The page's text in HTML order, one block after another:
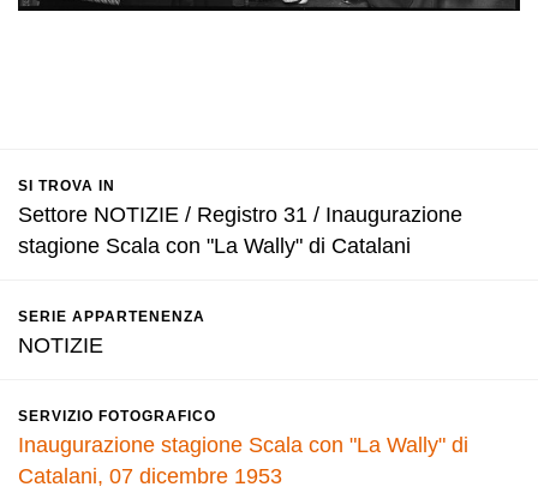
SI TROVA IN
Settore NOTIZIE / Registro 31 / Inaugurazione
stagione Scala con "La Wally" di Catalani
SERIE APPARTENENZA
NOTIZIE
SERVIZIO FOTOGRAFICO
Inaugurazione stagione Scala con "La Wally" di
Catalani, 07 dicembre 1953